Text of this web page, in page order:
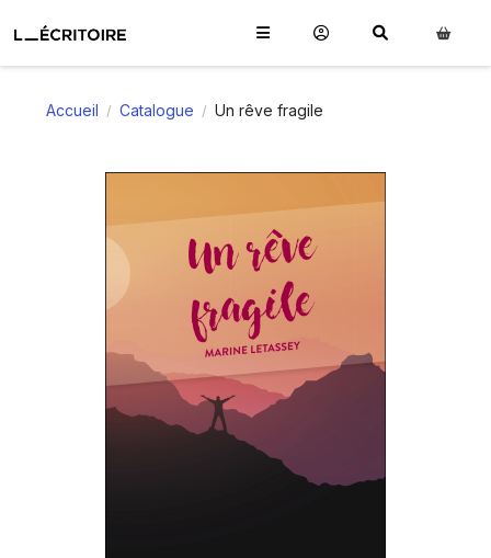
Accueil / Catalogue / Un rêve fragile